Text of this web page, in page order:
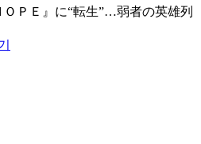
ＰＥ』に“転生”…弱者の英雄列